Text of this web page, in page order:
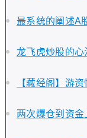
最系统的阐述A
龙飞虎炒股的心
【藏经阁】游
两次爆仓到资